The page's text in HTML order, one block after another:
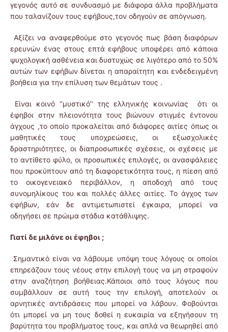
γεγονός αυτό σε συνδυασμό με διάφορα άλλα προβλήματα
που ταλανίζουν τους εφήβους,τον οδηγούν σε απόγνωση.
Αξίζει να αναφερθούμε στο γεγονός πως βάση διαφόρων
ερευνών ένας στους επτά εφήβους υποφέρει από κάποια
ψυχολογική ασθένεια και δυστυχώς σε λιγότερο από το 50%
αυτών των εφήβων δίνεται η απαραίτητη και ενδεδειγμένη
βοήθεια για την επίλυση των θεμάτων τους .
Είναι κοινό ‘’μυστικό’’ της ελληνικής κοινωνίας ότι οι
έφηβοι στην πλειονότητα τους βιώνουν στιγμές έντονου
άγχους ,το οποίο προκαλείται από διάφορες αιτίες όπως οι
μαθητικές τους υποχρεώσεις, οι εξωσχολικές
δραστηριότητες, οι διαπροσωπικές σχέσεις, οι σχέσεις με
το αντίθετο φύλο, οι προσωπικές επιλογές, οι ανασφάλειες
που προκύπτουν από τη διαφορετικότητα τους, η πίεση από
το οικογενειακό περιβάλλον, η αποδοχή από τους
συνομηλίκους του και πολλές άλλες αιτίες. Το άγχος των
εφήβων, εάν δε αντιμετωπιστεί έγκαιρα, μπορεί να
οδηγήσει σε πρώιμα στάδια κατάθλιψης.
Γιατί δε μιλάνε οι έφηβοι ;
Σημαντικό είναι να λάβουμε υπόψη τους λόγους οι οποίοι
επηρεάζουν τους νέους στην επιλογή τους να μη στραφούν
στην αναζήτηση βοήθειας.Κάποιοι από τους λόγους που
συμβάλλουν σε αυτή τους την επιλογή, αποτελούν οι
αρνητικές αντιδράσεις που μπορεί να λάβουν. Φοβούνται
ότι μπορεί να μη τους δοθεί η ευκαιρία να εξηγήσουν τη
βαρύτητα του προβλήματος τους, και απλά να θεωρηθεί από